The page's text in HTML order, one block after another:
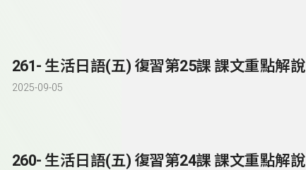
261- 生活日語(五) 復習第25課 課文重點解說
2025-09-05
260- 生活日語(五) 復習第24課 課文重點解說